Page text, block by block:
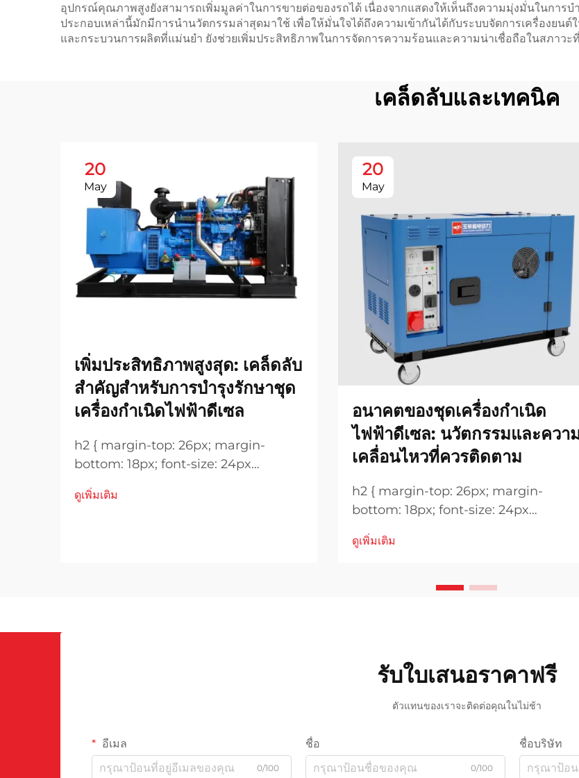
อุปกรณ์คุณภาพสูงยังสามารถเพิ่มมูลค่าในการขายต่อของรถได้ เนื่องจากแสดงให้เห็นถึงความมุ่งมั่นในการบ
ประกอบเหล่านี้มักมีการนำนวัตกรรมล่าสุดมาใช้ เพื่อให้มั่นใจได้ถึงความเข้ากันได้กับระบบจัดการเครื่องย
และกระบวนการผลิตที่แม่นยำ ยังช่วยเพิ่มประสิทธิภาพในการจัดการความร้อนและความน่าเชื่อถือในสภาวะ
เคล็ดลับและเทคนิค
20
May
เพิ่มประสิทธิภาพสูงสุด: เคล็ดลับ
สำคัญสำหรับการบำรุงรักษาชุด
เครื่องกำเนิดไฟฟ้าดีเซล
h2 { margin-top: 26px; margin-
bottom: 18px; font-size: 24px
height: normal; } h3 { margin-top:
ดูเพิ่มเติม
20
May
อนาคตของชุดเครื่องกำเนิด
ไฟฟ้าดีเซล: นวัตกรรมและควา
เคลื่อนไหวที่ควรติดตาม
h2 { margin-top: 26px; margin-
bottom: 18px; font-size: 24px
height: normal; } h3 { margin-top:
size: 20px !important; font-weight:
ดูเพิ่มเติม
รับใบเสนอราคาฟรี
ตัวแทนของเราจะติดต่อคุณในไม่ช้า
อีเมล
0/100
ชื่อ
0/100
ชื่อบริษัท